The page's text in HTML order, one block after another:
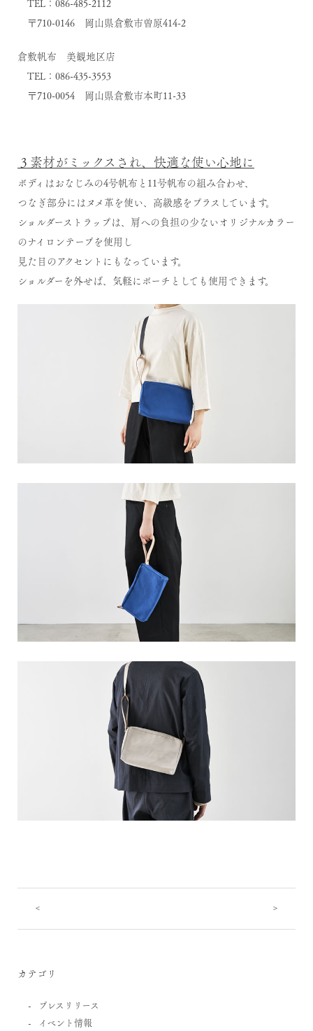
TEL：086-485-2112
〒710-0146 岡山県倉敷市曽原414-2
倉敷帆布 美観地区店
TEL：086-435-3553
〒710-0054 岡山県倉敷市本町11-33
３素材がミックスされ、快適な使い心地に
ボディはおなじみの4号帆布と11号帆布の組み合わせ、
つなぎ部分にはヌメ革を使い、高級感をプラスしています。
ショルダーストラップは、肩への負担の少ないオリジナルカラー
のナイロンテープを使用し
見た目のアクセントにもなっています。
ショルダーを外せば、気軽にポーチとしても使用できます。
< >
カテゴリ
プレスリリース
イベント情報